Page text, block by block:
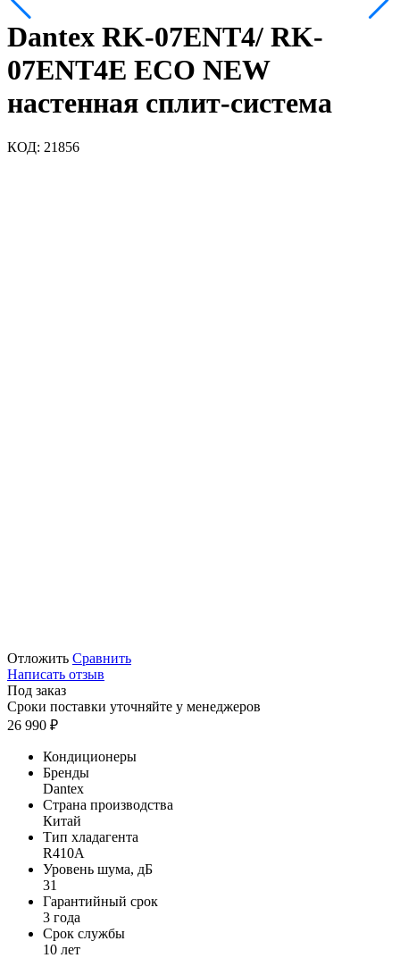
Dantex RK-07ENT4/ RK-
07ENT4E ECO NEW
настенная сплит-система
КОД: 21856
Отложить Сравнить
Написать отзыв
Под заказ
Сроки поставки уточняйте у менеджеров
26 990 ₽
Кондиционеры
Бренды
Dantex
Страна производства
Китай
Тип хладагента
R410A
Уровень шума, дБ
31
Гарантийный срок
3 года
Срок службы
10 лет